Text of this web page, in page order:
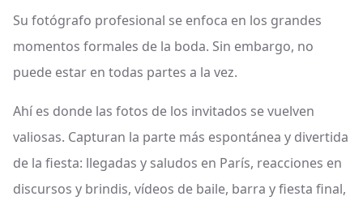
Su fotógrafo profesional se enfoca en los grandes
momentos formales de la boda. Sin embargo, no
puede estar en todas partes a la vez.
Ahí es donde las fotos de los invitados se vuelven
valiosas. Capturan la parte más espontánea y divertida
de la fiesta: llegadas y saludos en París, reacciones en
discursos y brindis, vídeos de baile, barra y fiesta final,